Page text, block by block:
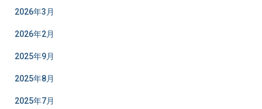
2026年3月
2026年2月
2025年9月
2025年8月
2025年7月